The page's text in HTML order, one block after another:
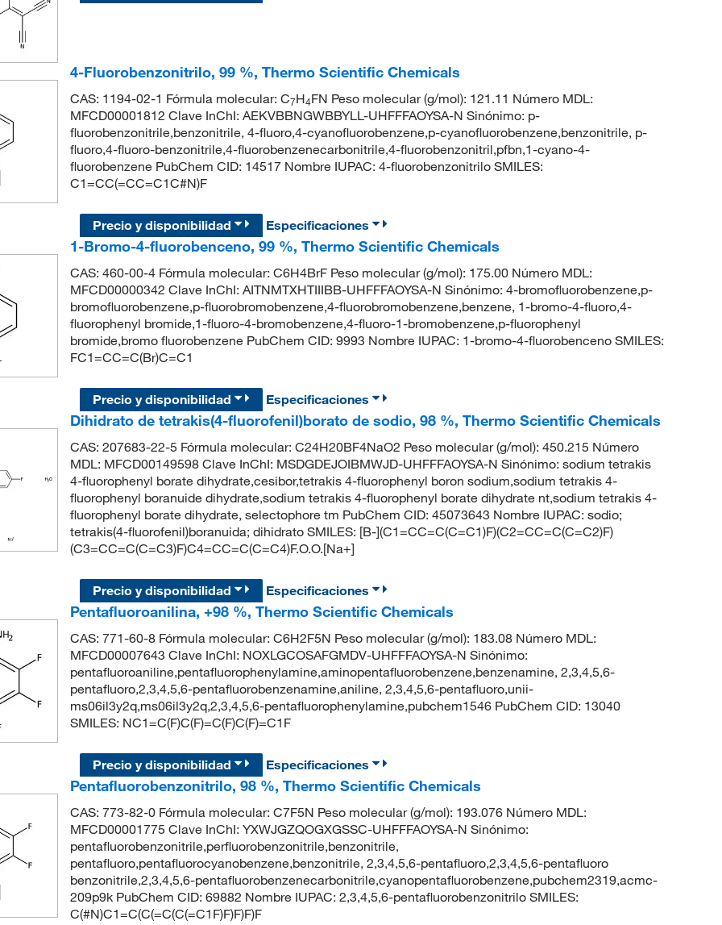
4-Fluorobenzonitrilo, 99 %, Thermo Scientific Chemicals
CAS: 1194-02-1 Fórmula molecular: C7H4FN Peso molecular (g/mol): 121.11 Número MDL:
MFCD00001812 Clave InChI: AEKVBBNGWBBYLL-UHFFFAOYSA-N Sinónimo: p-
fluorobenzonitrile,benzonitrile, 4-fluoro,4-cyanofluorobenzene,p-cyanofluorobenzene,benzonitrile, p-
fluoro,4-fluoro-benzonitrile,4-fluorobenzenecarbonitrile,4-fluorobenzonitril,pfbn,1-cyano-4-
fluorobenzene PubChem CID: 14517 Nombre IUPAC: 4-fluorobenzonitrilo SMILES:
C1=CC(=CC=C1C#N)F
Precio y disponibilidad
Especificaciones
1-Bromo-4-fluorobenceno, 99 %, Thermo Scientific Chemicals
CAS: 460-00-4 Fórmula molecular: C6H4BrF Peso molecular (g/mol): 175.00 Número MDL:
MFCD00000342 Clave InChI: AITNMTXHTIIIBB-UHFFFAOYSA-N Sinónimo: 4-bromofluorobenzene,p-
bromofluorobenzene,p-fluorobromobenzene,4-fluorobromobenzene,benzene, 1-bromo-4-fluoro,4-
fluorophenyl bromide,1-fluoro-4-bromobenzene,4-fluoro-1-bromobenzene,p-fluorophenyl
bromide,bromo fluorobenzene PubChem CID: 9993 Nombre IUPAC: 1-bromo-4-fluorobenceno SMILES:
FC1=CC=C(Br)C=C1
Precio y disponibilidad
Especificaciones
Dihidrato de tetrakis(4-fluorofenil)borato de sodio, 98 %, Thermo Scientific Chemicals
CAS: 207683-22-5 Fórmula molecular: C24H20BF4NaO2 Peso molecular (g/mol): 450.215 Número
MDL: MFCD00149598 Clave InChI: MSDGDEJOIBMWJD-UHFFFAOYSA-N Sinónimo: sodium tetrakis
4-fluorophenyl borate dihydrate,cesibor,tetrakis 4-fluorophenyl boron sodium,sodium tetrakis 4-
fluorophenyl boranuide dihydrate,sodium tetrakis 4-fluorophenyl borate dihydrate nt,sodium tetrakis 4-
fluorophenyl borate dihydrate, selectophore tm PubChem CID: 45073643 Nombre IUPAC: sodio;
tetrakis(4-fluorofenil)boranuida; dihidrato SMILES: [B-](C1=CC=C(C=C1)F)(C2=CC=C(C=C2)F)
(C3=CC=C(C=C3)F)C4=CC=C(C=C4)F.O.O.[Na+]
Precio y disponibilidad
Especificaciones
Pentafluoroanilina, +98 %, Thermo Scientific Chemicals
CAS: 771-60-8 Fórmula molecular: C6H2F5N Peso molecular (g/mol): 183.08 Número MDL:
MFCD00007643 Clave InChI: NOXLGCOSAFGMDV-UHFFFAOYSA-N Sinónimo:
pentafluoroaniline,pentafluorophenylamine,aminopentafluorobenzene,benzenamine, 2,3,4,5,6-
pentafluoro,2,3,4,5,6-pentafluorobenzenamine,aniline, 2,3,4,5,6-pentafluoro,unii-
ms06il3y2q,ms06il3y2q,2,3,4,5,6-pentafluorophenylamine,pubchem1546 PubChem CID: 13040
SMILES: NC1=C(F)C(F)=C(F)C(F)=C1F
Precio y disponibilidad
Especificaciones
Pentafluorobenzonitrilo, 98 %, Thermo Scientific Chemicals
CAS: 773-82-0 Fórmula molecular: C7F5N Peso molecular (g/mol): 193.076 Número MDL:
MFCD00001775 Clave InChI: YXWJGZQOGXGSSC-UHFFFAOYSA-N Sinónimo:
pentafluorobenzonitrile,perfluorobenzonitrile,benzonitrile,
pentafluoro,pentafluorocyanobenzene,benzonitrile, 2,3,4,5,6-pentafluoro,2,3,4,5,6-pentafluoro
benzonitrile,2,3,4,5,6-pentafluorobenzenecarbonitrile,cyanopentafluorobenzene,pubchem2319,acmc-
209p9k PubChem CID: 69882 Nombre IUPAC: 2,3,4,5,6-pentafluorobenzonitrilo SMILES:
C(#N)C1=C(C(=C(C(=C1F)F)F)F)F